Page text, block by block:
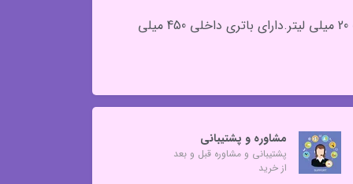
مرطوب کننده پوست.دارای آینه.دارای نور هایلایت. دارای کابل شارژ USBکوچک و قابل حمل .دارای ظرفیت مخزن آب 20 میلی لیتر.دارای باتری داخلی 450 میلی
مشاوره و پشتیبانی
پشتیبانی و مشاوره قبل و بعد
از خرید